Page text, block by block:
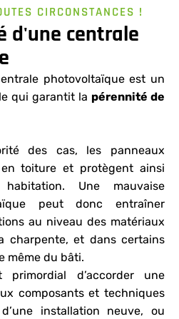
CIRCONSTANCES !
d'une centrale
photovoltaïque est un
qui garantit la pérennité de
des cas, les panneaux
toiture et protègent ainsi
Une mauvaise
peut donc entraîner
au niveau des matériaux
charpente, et dans certains
même du bâti.
d’accorder une
composants et techniques
installation neuve, ou